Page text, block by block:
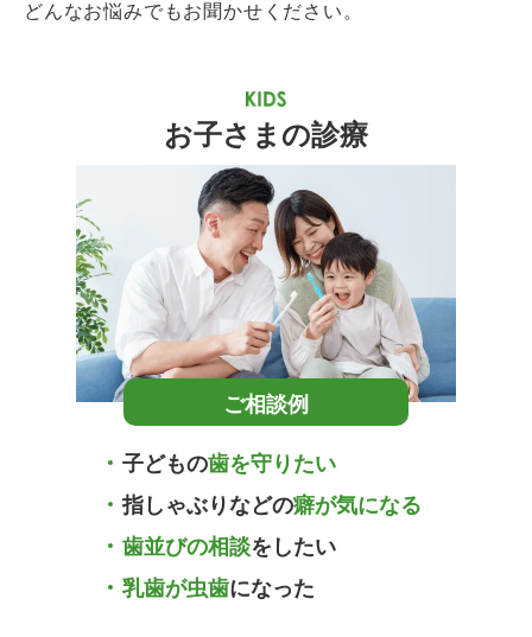
どんなお悩みでもお聞かせください。
お子さまの診療
ご相談例
子どもの歯を守りたい
指しゃぶりなどの癖が気になる
歯並びの相談をしたい
乳歯が虫歯になった